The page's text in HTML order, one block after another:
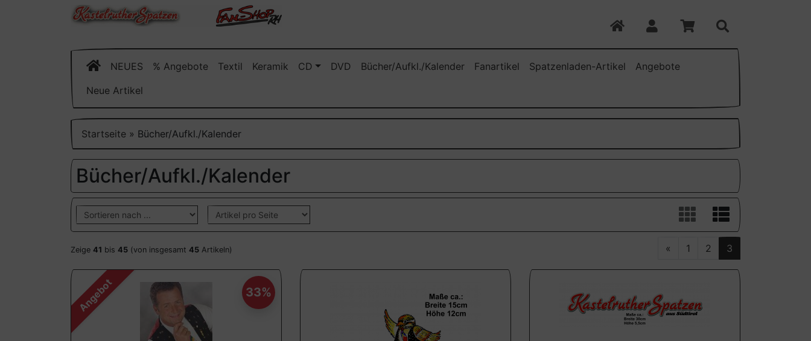
NEUES % Angebote Textil Keramik CD DVD Bücher/Aufkl./Kalender Fanartikel Spatzenladen-Artikel
Angebote
Neue Artikel
Startseite » Bücher/Aufkl./Kalender
Bücher/Aufkl./Kalender
Zeige 41 bis 45 (von insgesamt 45 Artikeln) « 1 2 3
Angebot 33%